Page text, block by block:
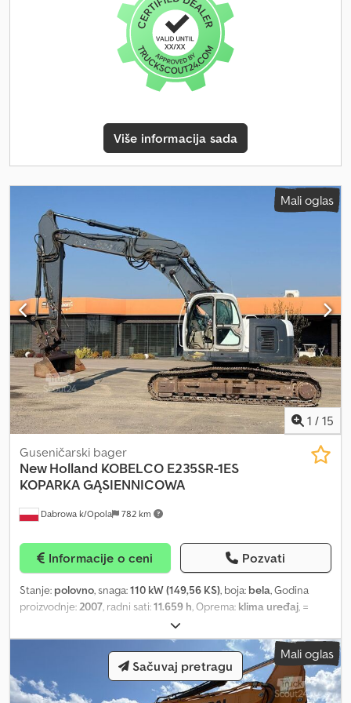
kW Motor: Volvo dizel Podvozje: gusenično podvozje Kašika Brza
zamena / hidraulična brza zamena Linija za čekić / dodatna
hidraulika na grani i palici Linija za grabilicu / linija za makaze Volvo
monitor / putni računar Upravljanje džojstikom Kamera za vožnju
unazad Dugo gusenično podvozje / NLC izvedba Centralno
podmazivanje Brza zamena priključaka = Dodatne informacije =
Više informacija sada
Mali oglas
1 / 15
Dabrowa k/Opola 782 km
Guseničarski bager
New Holland KOBELCO E235SR-1ES
KOPARKA GĄSIENNICOWA
Informacije o ceni Pozvati
Stanje: polovno, snaga:110 kW (149,56 KS), boja: bela, Godina
proizvodnje:2007, radni sati:11.659 h, Oprema: klima uređaj, =
Dodatne opcije i oprema = - Klima uređaj = Dodatne informacije =
Cjdpfx Aoyzbzlsmyoha Prazna masa: 24.900 kg
Mali oglas
Sačuvaj pretragu